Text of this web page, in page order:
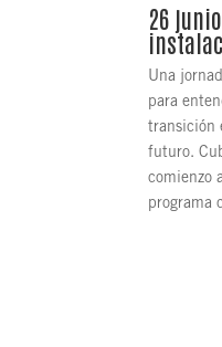
26
Una
para
transición
futuro.
comienzo
programa